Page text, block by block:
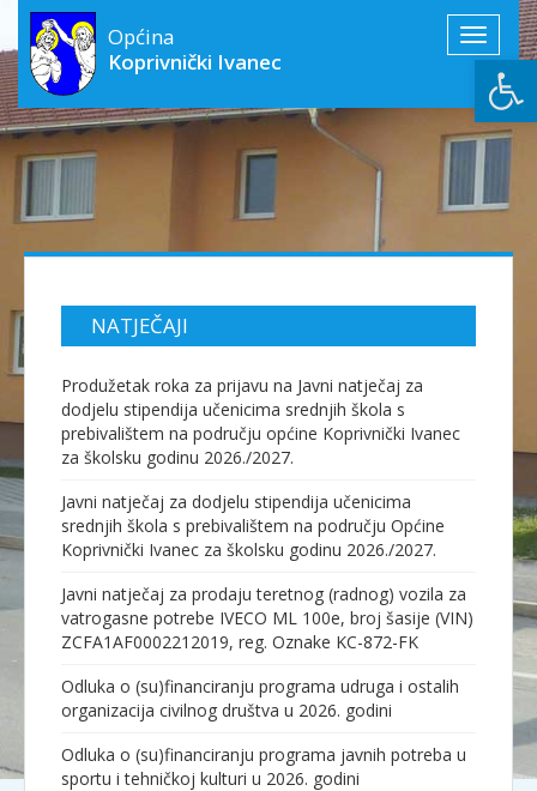
Toggle
Općina
Koprivnički Ivanec
NATJEČAJI
Produžetak roka za prijavu na Javni natječaj za
dodjelu stipendija učenicima srednjih škola s
prebivalištem na području općine Koprivnički Ivanec
za školsku godinu 2026./2027.
Javni natječaj za dodjelu stipendija učenicima
srednjih škola s prebivalištem na području Općine
Koprivnički Ivanec za školsku godinu 2026./2027.
Javni natječaj za prodaju teretnog (radnog) vozila za
vatrogasne potrebe IVECO ML 100e, broj šasije (VIN)
ZCFA1AF0002212019, reg. Oznake KC-872-FK
Odluka o (su)financiranju programa udruga i ostalih
organizacija civilnog društva u 2026. godini
Odluka o (su)financiranju programa javnih potreba u
sportu i tehničkoj kulturi u 2026. godini